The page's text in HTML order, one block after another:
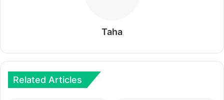
Taha
Related Articles